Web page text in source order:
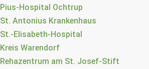
Pius-Hospital Ochtrup
St. Antonius Krankenhaus
St.-Elisabeth-Hospital
Kreis Warendorf
Rehazentrum am St. Josef-Stift